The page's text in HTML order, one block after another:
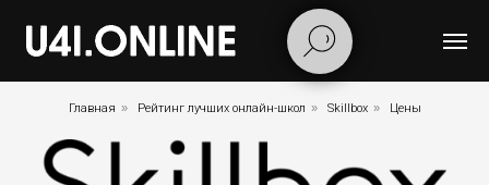
Главная » Рейтинг лучших онлайн-школ » Skillbox » Цены